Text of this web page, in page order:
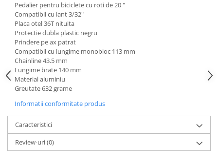
Anvelopa bicicleta
Camera bicicleta
Pinioane
Lant bicicleta
Urechi cadru bicicleta
Mansoane si ghidolina
Ghidoane bicicleta
Pipe ghidon
Pedale bicicleta
Cuvete bicicleta
Pedalier pentru biciclete cu roti de 20 "
Compatibil cu lant 3/32"
Placa otel 36T nituita
Protectie dubla plastic negru
Prindere pe ax patrat
Compatibil cu lungime monobloc 113 mm
Chainline 43.5 mm
Lungime brate 140 mm
Material aluminiu
Greutate 632 grame
Informatii conformitate produs
Caracteristici
Review-uri(0)